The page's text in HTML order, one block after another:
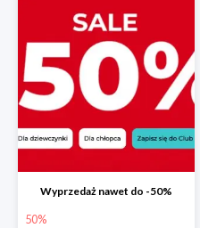
Wyprzedaż nawet do -50%
50%